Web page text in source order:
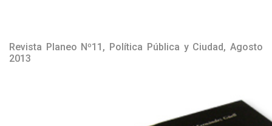
Revista Planeo Nº11, Política Pública y Ciudad, Agosto
2013